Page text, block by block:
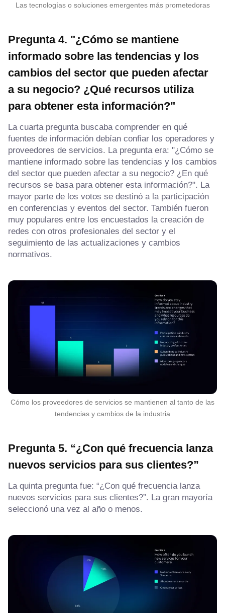
Las tecnologías o soluciones emergentes más prometedoras
Pregunta 4. "¿Cómo se mantiene
informado sobre las tendencias y los
cambios del sector que pueden afectar
a su negocio? ¿Qué recursos utiliza
para obtener esta información?"
La cuarta pregunta buscaba comprender en qué
fuentes de información debían confiar los operadores y
proveedores de servicios. La pregunta era: "¿Cómo se
mantiene informado sobre las tendencias y los cambios
del sector que pueden afectar a su negocio? ¿En qué
recursos se basa para obtener esta información?". La
mayor parte de los votos se destinó a la participación
en conferencias y eventos del sector. También fueron
muy populares entre los encuestados la creación de
redes con otros profesionales del sector y el
seguimiento de las actualizaciones y cambios
normativos.
Cómo los proveedores de servicios se mantienen al tanto de las
tendencias y cambios de la industria
Pregunta 5. “¿Con qué frecuencia lanza
nuevos servicios para sus clientes?”
La quinta pregunta fue: “¿Con qué frecuencia lanza
nuevos servicios para sus clientes?”. La gran mayoría
seleccionó una vez al año o menos.